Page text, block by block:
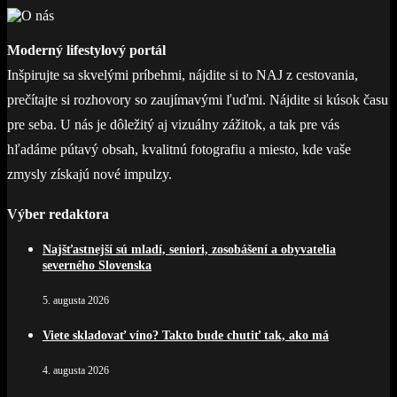
Moderný lifestylový portál
Inšpirujte sa skvelými príbehmi, nájdite si to NAJ z cestovania,
prečítajte si rozhovory so zaujímavými ľuďmi. Nájdite si kúsok času
pre seba. U nás je dôležitý aj vizuálny zážitok, a tak pre vás
hľadáme pútavý obsah, kvalitnú fotografiu a miesto, kde vaše
zmysly získajú nové impulzy.
Výber redaktora
Najšťastnejší sú mladí, seniori, zosobášení a obyvatelia
severného Slovenska
5. augusta 2026
Viete skladovať víno? Takto bude chutiť tak, ako má
4. augusta 2026